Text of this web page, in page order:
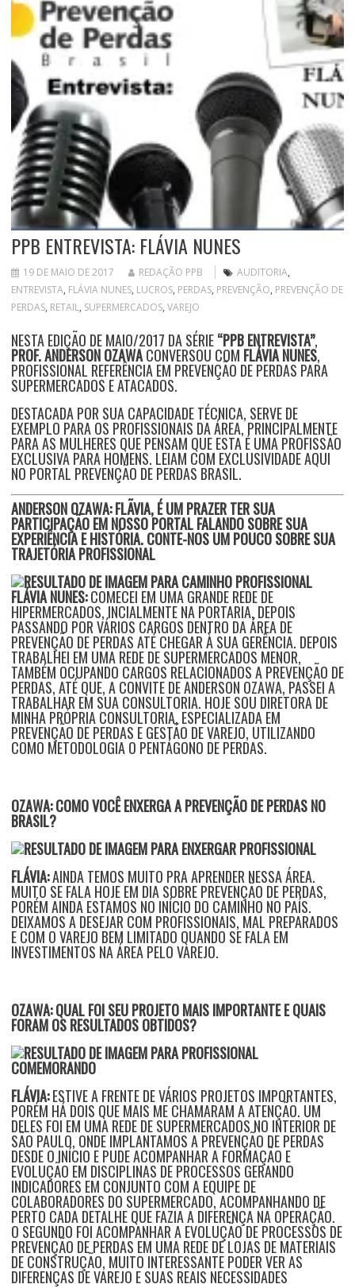
PPB ENTREVISTA: FLÁVIA NUNES
19 DE MAIO DE 2017 REDAÇÃO PPB AUDITORIA,
ENTREVISTA, FLÁVIA NUNES, LUCROS, PERDAS, PREVENÇÃO, PREVENÇÃO DE
PERDAS, RETAIL, SUPERMERCADOS, VAREJO
NESTA EDIÇÃO DE MAIO/2017 DA SÉRIE“PPB ENTREVISTA”,
PROF. ANDERSON OZAWACONVERSOU COM FLÁVIA NUNES,
PROFISSIONAL REFERÊNCIA EM PREVENÇÃO DE PERDAS PARA
SUPERMERCADOS E ATACADOS.
DESTACADA POR SUA CAPACIDADE TÉCNICA, SERVE DE
EXEMPLO PARA OS PROFISSIONAIS DA ÁREA, PRINCIPALMENTE
PARA AS MULHERES QUE PENSAM QUE ESTA É UMA PROFISSÃO
EXCLUSIVA PARA HOMENS. LEIAM COM EXCLUSIVIDADE AQUI
NO PORTAL PREVENÇÃO DE PERDAS BRASIL.
ANDERSON OZAWA: FLÃVIA, É UM PRAZER TER SUA
PARTICIPAÇÃO EM NOSSO PORTAL FALANDO SOBRE SUA
EXPERIÊNCIA E HISTÓRIA.CONTE-NOS UM POUCO SOBRE SUA
TRAJETÓRIA PROFISSIONAL
FLÁVIA NUNES:COMECEI EM UMA GRANDE REDE DE
HIPERMERCADOS, INCIALMENTE NA PORTARIA, DEPOIS
PASSANDO POR VÁRIOS CARGOS DENTRO DA ÁREA DE
PREVENÇÃO DE PERDAS ATÉ CHEGAR À SUA GERÊNCIA. DEPOIS
TRABALHEI EM UMA REDE DE SUPERMERCADOS MENOR,
TAMBÉM OCUPANDO CARGOS RELACIONADOS A PREVENÇÃO DE
PERDAS, ATÉ QUE, A CONVITE DE ANDERSON OZAWA, PASSEI A
TRABALHAR EM SUA CONSULTORIA. HOJE SOU DIRETORA DE
MINHA PRÓPRIA CONSULTORIA, ESPECIALIZADA EM
PREVENÇÃO DE PERDAS E GESTÃO DE VAREJO, UTILIZANDO
COMO METODOLOGIA O PENTÁGONO DE PERDAS.
OZAWA: COMO VOCÊ ENXERGA A PREVENÇÃO DE PERDAS NO
BRASIL?
FLÁVIA:AINDA TEMOS MUITO PRA APRENDER NESSA ÁREA.
MUITO SE FALA HOJE EM DIA SOBRE PREVENÇÃO DE PERDAS,
PORÉM AINDA ESTAMOS NO INÍCIO DO CAMINHO NO PAÍS.
DEIXAMOS A DESEJAR COM PROFISSIONAIS, MAL PREPARADOS
E COM O VAREJO BEM LIMITADO QUANDO SE FALA EM
INVESTIMENTOS NA ÁREA PELO VAREJO.
OZAWA: QUAL FOI SEU PROJETO MAIS IMPORTANTE E QUAIS
FORAM OS RESULTADOS OBTIDOS?
FLÁVIA:ESTIVE A FRENTE DE VÁRIOS PROJETOS IMPORTANTES,
PORÉM HÁ DOIS QUE MAIS ME CHAMARAM A ATENÇÃO. UM
DELES FOI EM UMA REDE DE SUPERMERCADOS NO INTERIOR DE
SÃO PAULO, ONDE IMPLANTAMOS A PREVENÇÃO DE PERDAS
DESDE O INÍCIO E PUDE ACOMPANHAR A FORMAÇÃO E
EVOLUÇÃO EM DISCIPLINAS DE PROCESSOS GERANDO
INDICADORES EM CONJUNTO COM A EQUIPE DE
COLABORADORES DO SUPERMERCADO, ACOMPANHANDO DE
PERTO CADA DETALHE QUE FAZIA A DIFERENÇA NA OPERAÇÃO.
O SEGUNDO FOI ACOMPANHAR A EVOLUÇÃO DE PROCESSOS DE
PREVENÇÃO DE PERDAS EM UMA REDE DE LOJAS DE MATERIAIS
DE CONSTRUÇÃO, MUITO INTERESSANTE PODER VER AS
DIFERENÇAS DE VAREJO E SUAS REAIS NECESSIDADES